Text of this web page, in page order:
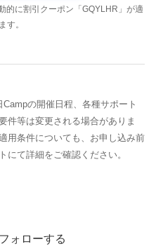
に割引クーポン「GQYLHR」が適
す。
の開催日程、各種サポート
件等は変更される場合がありま
用条件についても、お申し込み前
にて詳細をご確認ください。
ォローする